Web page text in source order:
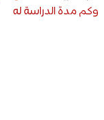
وكم مدة الدراسة له